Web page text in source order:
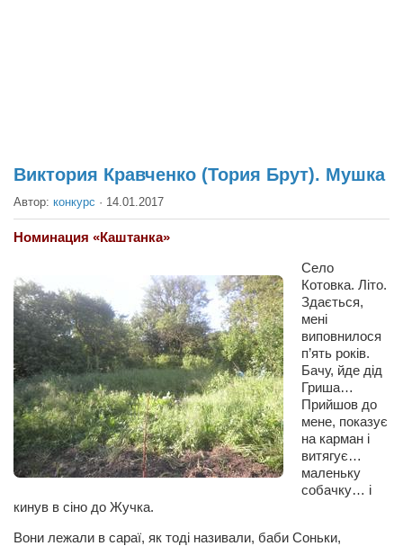
Выборы
Опросы
Экология
Здоровье
Здоровый образ жизни
Сам себе доктор
Активный отдых
Курьезы
Досье
Арт-менеджеры
Виктория Кравченко (Тория Брут). Мушка
Автор: конкурс · 14.01.2017
Номинация «Каштанка»
Село
Котовка. Літо.
Здається,
мені
виповнилося
п’ять років.
Бачу, йде дід
Гриша…
Прийшов до
мене, показує
на карман і
витягує…
маленьку
собачку… і
кинув в сіно до Жучка.
Вони лежали в сараї, як тоді називали, баби Соньки,